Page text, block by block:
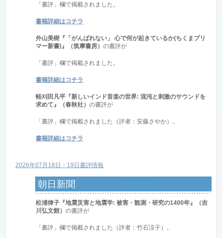
「書評」欄で掲載されました。
書籍詳細はコチラ
外山美樹『「がんばれない」 心で何が起きているか(ちくまプリ
マー新書)』（筑摩書房）の書評が
「書評」欄で掲載されました。
書籍詳細はコチラ
軽刈田凡平『新しいインド音楽の世界: 混沌と刺激のサウンドを
求めて』（春秋社）の書評が
「書評」欄で掲載されました（評者：安藤さやか）。
書籍詳細はコチラ
2026年07月18日・19日書評情報
朝日新聞
松浦律子『地震災害と地震学: 被害・観測・研究の1400年』（吉
川弘文館）の書評が
「書評」欄で掲載されました（評者：竹石涼子）。